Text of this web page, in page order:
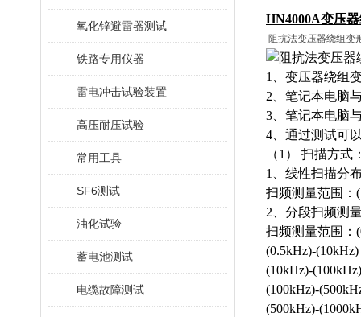
氧化锌避雷器测试
铁路专用仪器
雷电冲击试验装置
高压耐压试验
常用工具
SF6测试
油化试验
蓄电池测试
电缆故障测试
HN4000A变压
阻抗法变压器绕组变
1、变压器绕组
2、笔记本电脑
3、笔记本电脑
4、通过测试可
（1） 扫描方式
1、线性扫描分
扫频测量范围：
2、分段扫频测
扫频测量范围：
(0.5kHz)-(10kHz)
(10kHz)-(100kHz)
(100kHz)-
(500kHz)-